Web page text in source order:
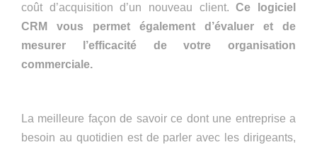
coût d’acquisition d’un nouveau client.Ce logiciel
CRM vous permet également d’évaluer et de
mesurer l’efficacité de votre organisation
commerciale.
La meilleure façon de savoir ce dont une entreprise a
besoin au quotidien est de parler avec les dirigeants,